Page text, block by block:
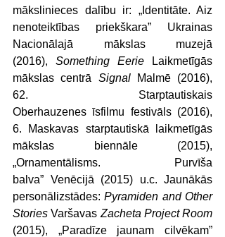
mākslinieces dalību ir: „Identitāte. Aiz
nenoteiktības priekškara” Ukrainas
Nacionālajā mākslas muzejā
(2016), Something Eerie Laikmetīgās
mākslas centrā Signal Malmē (2016),
62. Starptautiskais
Oberhauzenes īsfilmu festivāls (2016),
6. Maskavas starptautiskā laikmetīgās
mākslas biennāle (2015),
„Ornamentālisms. Purvīša
balva” Venēcijā (2015) u.c. Jaunākās
personālizstādes: Pyramiden and Other
Stories Varšavas Zacheta Project Room
(2015), „Paradīze jaunam cilvēkam”